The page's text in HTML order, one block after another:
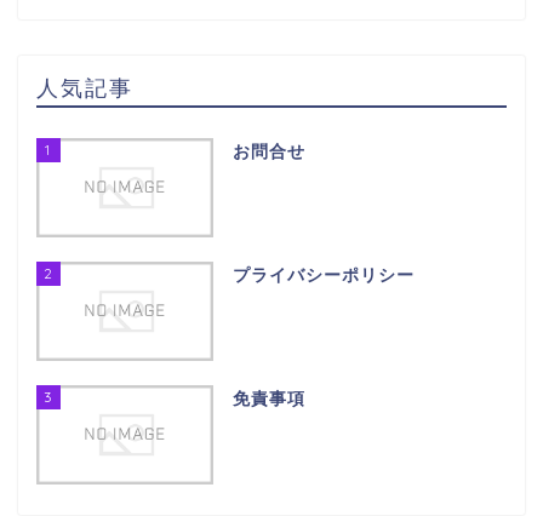
人気記事
1 お問合せ
2 プライバシーポリシー
3 免責事項